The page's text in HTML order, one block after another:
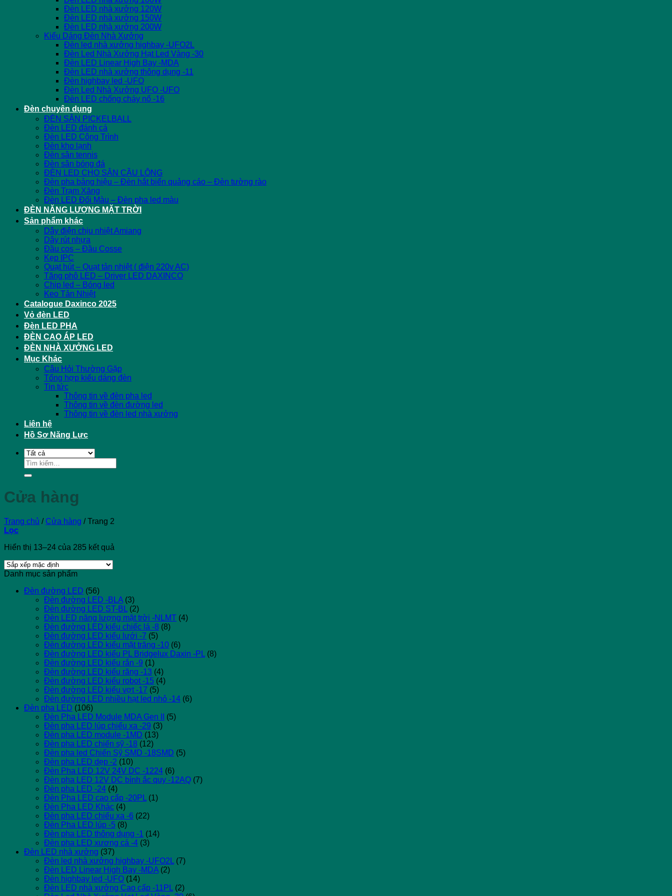
Đèn LED nhà xưởng 120W
Đèn LED nhà xưởng 150W
Đèn LED nhà xưởng 200W
Kiểu Dáng Đèn Nhà Xưởng
Đèn led nhà xưởng highbay -UFO2L
Đèn Led Nhà Xưởng Hạt Led Vàng -30
Đèn LED Linear High Bay -MDA
Đèn LED nhà xưởng thông dụng -11
Đèn highbay led -UFO
Đèn Led Nhà Xưởng UFO -UFO
Đèn LED chống cháy nổ -16
Đèn chuyên dụng
ĐÈN SÂN PICKELBALL
Đèn LED đánh cá
Đèn LED Công Trình
Đèn kho lạnh
Đèn sân tennis
Đèn sân bóng đá
ĐÈN LED CHO SÂN CẦU LÔNG
Đèn pha bảng hiệu – Đèn hắt biển quảng cáo – Đèn tường rào
Đèn Trạm Xăng
Đèn LED Đổi Màu – Đèn pha led màu
ĐÈN NĂNG LƯỢNG MẶT TRỜI
Sản phẩm khác
Dây điện chịu nhiệt Amiang
Dây rút nhựa
Đầu cos – Đầu Cosse
Kẹp IPC
Quạt hút – Quạt tản nhiệt ( điện 220v AC)
Tăng phô LED – Driver LED DAXINCO
Chip led – Bóng led
Keo Tản Nhiệt
Catalogue Daxinco 2025
Vỏ đèn LED
Đèn LED PHA
ĐÈN CAO ÁP LED
ĐÈN NHÀ XƯỞNG LED
Mục Khác
Câu Hỏi Thường Gặp
Tổng hợp kiểu dáng đèn
Tin tức
Thông tin về đèn pha led
Thông tin về đèn đường led
Thông tin về đèn led nhà xưởng
Liên hệ
Hồ Sơ Năng Lực
Tìm
kiếm:
Cửa hàng
Trang chủ / Cửa hàng /Trang 2
Lọc
Hiển thị 13–24 của 285 kết quả
Danh mục sản phẩm
Đèn đường LED (56)
Đèn đường LED -BLA (3)
Đèn đường LED ST-BL (2)
Đèn LED năng lượng mặt trời -NLMT (4)
Đèn đường LED kiểu chiếc lá -8 (8)
Đèn đường LED kiểu lưới -7 (5)
Đèn đường LED kiểu mặt trăng -10 (6)
Đèn đường LED kiểu PL Bridgelux Daxin -PL (8)
Đèn đường LED kiểu rắn -9 (1)
Đèn đường LED kiểu răng -13 (4)
Đèn đường LED kiểu robot -15 (4)
Đèn đường LED kiểu vợt -17 (5)
Đèn đường LED nhiều hạt led nhỏ -14 (6)
Đèn pha LED (106)
Đèn Pha LED Module MDA Gen II
(5)
Đèn pha LED lúp chiếu xa -29 (3)
Đèn pha LED module -1MD (13)
Đèn pha LED chiến sỹ -18 (12)
Đèn pha led Chiến Sỹ SMD -18SMD (5)
Đèn pha LED dẹp -2 (10)
Đèn Pha LED 12V 24V DC -1224 (6)
Đèn pha LED 12V DC bình ắc quy -12AQ (7)
Đèn pha LED -24 (4)
Đèn Pha LED cao cấp -20PL (1)
Đèn Pha LED Khác (4)
Đèn pha LED chiếu xa -6 (22)
Đèn Pha LED lúp -5 (8)
Đèn pha LED thông dụng -1 (14)
Đèn pha LED xương cá -4 (3)
Đèn LED nhà xưởng (37)
Đèn led nhà xưởng highbay -UFO2L (7)
Đèn LED Linear High Bay -MDA (2)
Đèn highbay led -UFO (14)
Đèn LED nhà xưởng Cao cấp -11PL (2)